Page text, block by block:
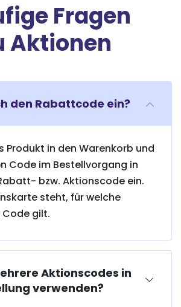
Fragen
Aktionen
den Rabattcode ein?
Produkt in den Warenkorb und
Code im Bestellvorgang in
bzw. Aktionscode ein.
steht, für welche
Code gilt.
Aktionscodes in
verwenden?